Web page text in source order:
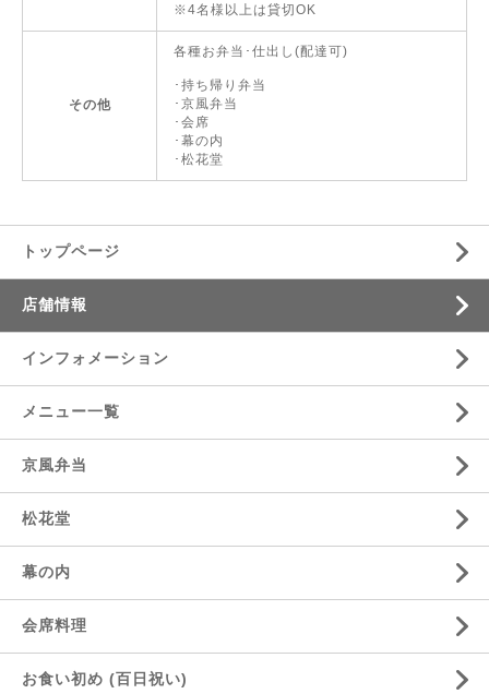
※4名様以上は貸切OK
その他
各種お弁当･仕出し(配達可)
･持ち帰り弁当
･京風弁当
･会席
･幕の内
･松花堂
トップページ
店舗情報
インフォメーション
メニュー一覧
京風弁当
松花堂
幕の内
会席料理
お食い初め (百日祝い)